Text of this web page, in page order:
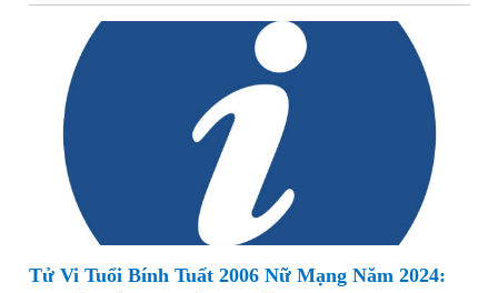
Tử Vi Tuổi Bính Tuất 2006 Nữ Mạng Năm 2024: